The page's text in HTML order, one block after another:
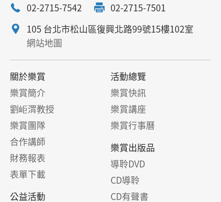
02-2715-7542
02-2715-7501
105 台北市松山區復興北路99號15樓102室
網站地圖
關於樂賞
樂賞簡介
劉岠渭教授
樂賞團隊
合作講師
財務報表
表單下載
活動總覽
樂賞快訊
樂賞講座
樂賞行事曆
樂賞出版品
導聆DVD
CD導聆
CD有聲書
公益活動